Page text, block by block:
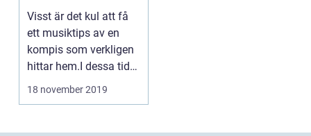
Visst är det kul att få
ett musiktips av en
kompis som verkligen
hittar hem.I dessa tider
av musikst...
18 november 2019